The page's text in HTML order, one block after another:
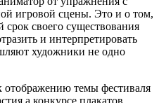
игровой сцены. Это и о том,
срок своего существования
и интерпретировать
художники не одно
темы фестиваля
а конкурсе плакатов